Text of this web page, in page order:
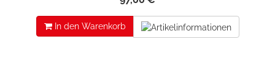
In den Warenkorb